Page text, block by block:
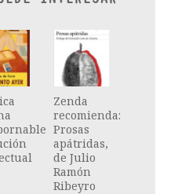
Zenda
recomienda:
Prosas
apátridas,
de Julio
Ramón
Ribeyro